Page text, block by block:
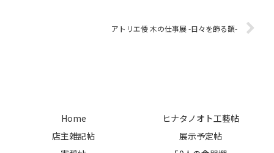
アトリエ倭 木の仕事展 -日々を飾る額-
Home
ヒナタノオト工藝帖
店主雑記帖
展示予定帖